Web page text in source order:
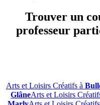
Trouver un
professeur
Arts et Loisirs Créatifs à
GlâneArts et Loisirs